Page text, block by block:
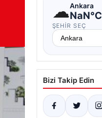
☁Ankara
NaN°C
ŞEHIR SEÇ
Bizi Takip Edin